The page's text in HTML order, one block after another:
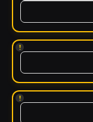
!
!